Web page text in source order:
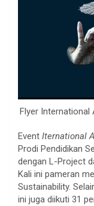
Flyer International
Event Iternational
Prodi Pendidikan
dengan L-Project
Kali ini pameran
Sustainability.
ini juga diikuti 31